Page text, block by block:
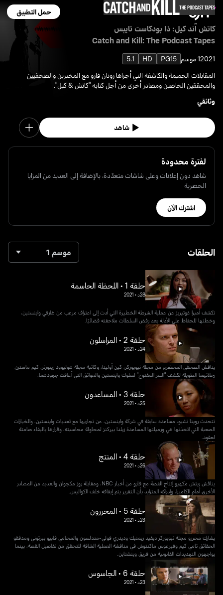
حمل التطبيق
كاتش آند كيل: ذا بودكاست تايبس
Catch and Kill: The Podcast Tapes
20211 موسم PG15
HD
5.1
المقابلات الحميمة والكاشفة التي أجراها رونان فارو مع المخبرين والصحفيين
والمحققين الخاصين ومصادر أخرى من أجل كتابه "كاتش & كيل".
وثائقي
شاهد
لفترة محدودة
شاهد دون إعلانات وعلى شاشات متعدّدة، بالإضافة إلى العديد من المزايا
الحصرية
اشترك الآن
الحلقات موسم 1
حلقة 1 • اللحظة الحاسمة
28د •
2021
تكشف أمبرا غوتيريز عن عملية الشرطة الخطيرة التي أدت إلى اعتراف مرعب من هارفي واينستين،
وخطتها للحفاظ على الأدلة بعد رفض السلطات ملاحقته قضائيًا.
حلقة 2 • المراسلون
24د •
2021
يناقش الصحفي المخضرم من مجلة نيويوركر، كين أوليتا، وكاتبة مجلة هوليوود ريبورتر، كيم ماسترز،
رحلاتهما الطويلة لكشف "السر المفتوح" لسلوك واينستين والعوائق التي أعاقت جهودهما.
حلقة 3 • المساعدون
25د •
2021
تتحدث روينا تشيو، مساعده سابقة في شركة واينستين، عن تجاربها مع تعديات واينستين، والخيارات
الصعبة التي اتخذتها هي وزميلتها المساعدة زيلدا بيركنز لمحاولة محاسبته، وقرارها بالبقاء صامتة
لعقود.
حلقة 4 • المنتج
26د •
2021
يناقش ريتش مكهيو إنتاج القصة مع فارو من أخبار NBC، ومقابلة روز مكجوان والعديد من المصادر
الأخرى أمام الكاميرا، وإدراكه المتزايد بأن التقرير يتم إيقافه خلف الكواليس.
حلقة 5 • المحررون
23د •
2021
يشارك محررو مجلة نيويوركر ديفيد ريمنيك وديدري فولي-مندلسون والمحامي فابيو بيرتوني ومدققو
الحقائق تامي كيم وفيرغوس ماكنتوش في مناقشة العملية الشاقة للتحقق من تفاصيل القصة، بينما
يواجهون التهديدات القانونية من فريق وينشتاين.
حلقة 6 • الجاسوس
23د •
2021